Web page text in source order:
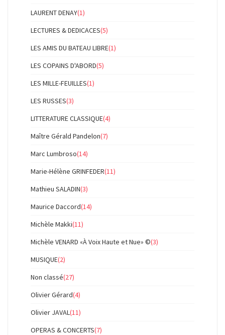
LAURENT DENAY(1)
LECTURES & DEDICACES(5)
LES AMIS DU BATEAU LIBRE(1)
LES COPAINS D'ABORD(5)
LES MILLE-FEUILLES(1)
LES RUSSES(3)
LITTERATURE CLASSIQUE(4)
Maître Gérald Pandelon(7)
Marc Lumbroso(14)
Marie-Hélène GRINFEDER(11)
Mathieu SALADIN(3)
Maurice Daccord(14)
Michèle Makki(11)
Michèle VENARD «À Voix Haute et Nue» ©(3)
MUSIQUE(2)
Non classé(27)
Olivier Gérard(4)
Olivier JAVAL(11)
OPERAS & CONCERTS(7)